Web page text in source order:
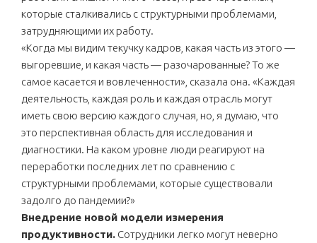
которые сталкивались с структурными проблемами,
затрудняющими их работу.
«Когда мы видим текучку кадров, какая часть из этого —
выгоревшие, и какая часть — разочарованные? То же
самое касается и вовлеченности», сказала она. «Каждая
деятельность, каждая роль и каждая отрасль могут
иметь свою версию каждого случая, но, я думаю, что
это перспективная область для исследования и
диагностики. На каком уровне люди реагируют на
переработки последних лет по сравнению с
структурными проблемами, которые существовали
задолго до пандемии?»
Внедрение новой модели измерения
продуктивности. Сотрудники легко могут неверно